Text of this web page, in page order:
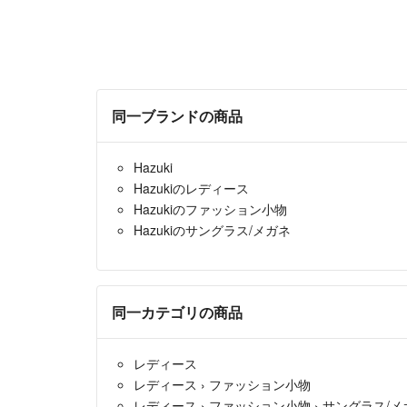
同一ブランドの商品
Hazuki
Hazukiのレディース
Hazukiのファッション小物
Hazukiのサングラス/メガネ
同一カテゴリの商品
レディース
レディース › ファッション小物